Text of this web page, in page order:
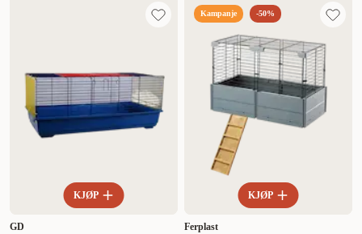
KJØP
GD
Kampanje -50%
KJØP
Ferplast